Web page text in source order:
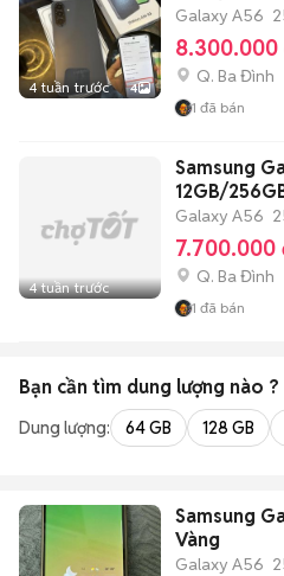
4 tuần trước 4
Galaxy A56
8.300.000
Q. Ba Đình
1 đã bán
4 tuần trước
Samsung
12GB/
Galaxy A56
7.700.000
Q. Ba Đình
1 đã bán
Bạn cần tìm dung lượng nào ?
Dung lượng: 64 GB 128 GB
Samsung
Vàng
Galaxy A56